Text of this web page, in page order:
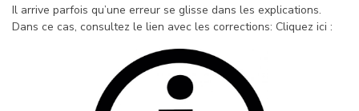
Il arrive parfois qu’une erreur se glisse dans les explications.
Dans ce cas, consultez le lien avec les corrections: Cliquez ici :